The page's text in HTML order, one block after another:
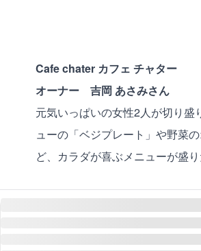
Cafe chater カフェ チャター
オーナー 吉岡 あさみさん
元気いっぱいの女性2人が切り
ューの「ベジプレート」や野菜
ど、カラダが喜ぶメニューが盛り